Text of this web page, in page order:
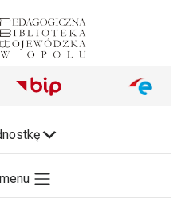
i inne